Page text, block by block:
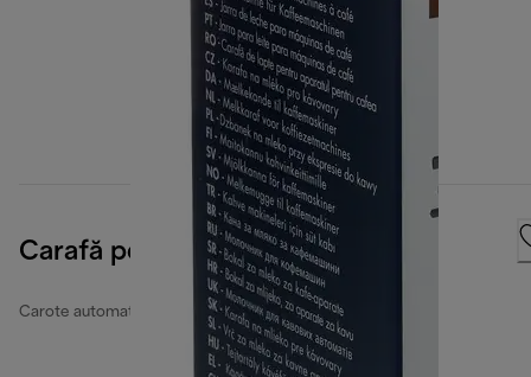
Carafă pentru lapte
Carote automate de lapte